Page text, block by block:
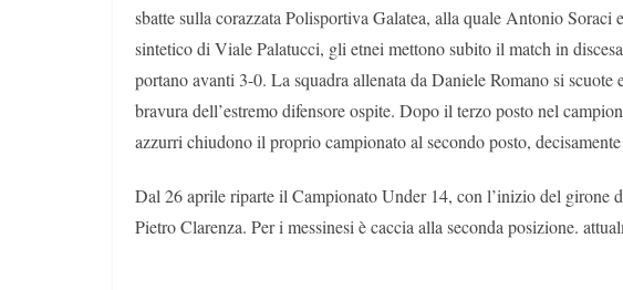
sbatte sulla corazzata Polisportiva Galatea, alla quale Antonio Soraci
sintetico di Viale Palatucci, gli etnei mettono subito il match in
portano avanti 3-0. La squadra allenata da Daniele Romano si
bravura dell’estremo difensore ospite. Dopo il terzo posto nel
azzurri chiudono il proprio campionato al secondo posto,
Dal 26 aprile riparte il Campionato Under 14, con l’inizio del girone
Pietro Clarenza. Per i messinesi è caccia alla seconda posizione.